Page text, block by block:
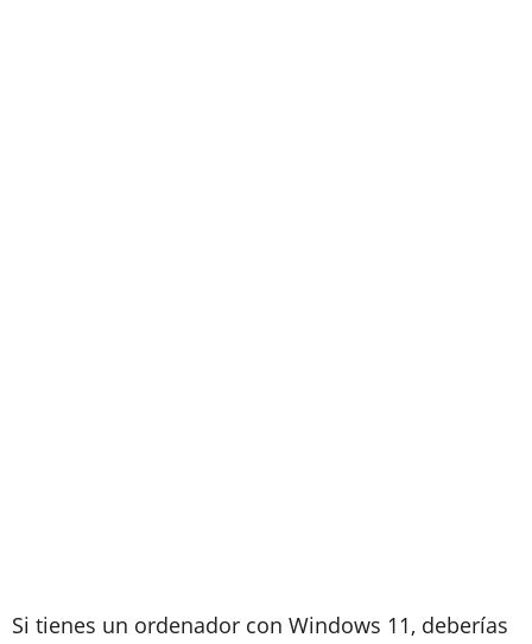
Si tienes un ordenador con Windows 11, deberías